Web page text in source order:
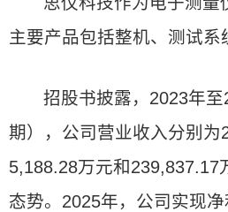
主要产品包括整机、测试系
招股书披露，2023年
期），公司营业收入分别为
5,188.28万元和239,837.17
态势。2025年，公司实现